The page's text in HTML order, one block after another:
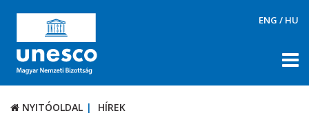
ENG / HU
NYITÓOLDAL HÍREK
NYITÓOLDAL HÍREK